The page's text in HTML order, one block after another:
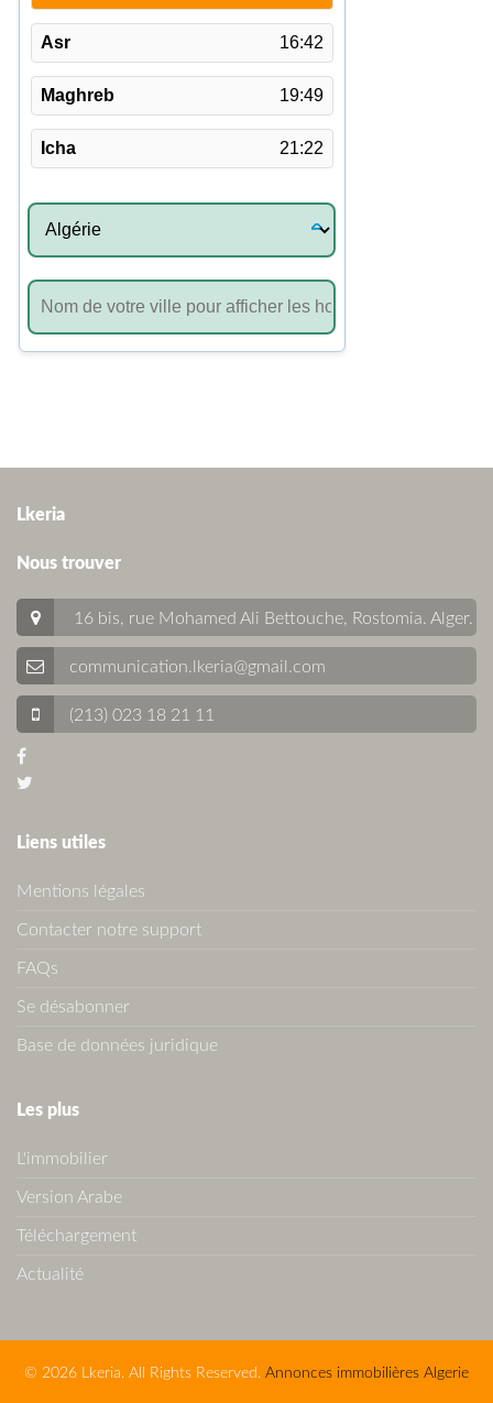
Lkeria
Nous trouver
16 bis, rue Mohamed Ali Bettouche, Rostomia. Alger.
communication.lkeria@gmail.com
(213) 023 18 21 11
Liens utiles
Mentions légales
Contacter notre support
FAQs
Se désabonner
Base de données juridique
Les plus
L'immobilier
Version Arabe
Téléchargement
Actualité
© 2026 Lkeria. All Rights Reserved. Annonces immobilières Algerie